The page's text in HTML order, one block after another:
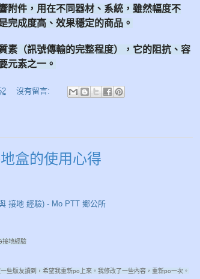
附件，用在不同器材、系統，雖然幅度不
完成度高、效果穩定的商品。
素（訊號傳輸的完整程度），它的阻抗、容
元素之一。
沒有留言:
盒的使用心得
接地 經驗) - Mo PTT 鄉公所
接地經驗
些版友讀到，希望我重新po上來。我修改了一些內容，重新po一次。